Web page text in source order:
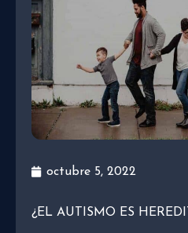
octubre 5, 2022
¿EL AUTISMO ES